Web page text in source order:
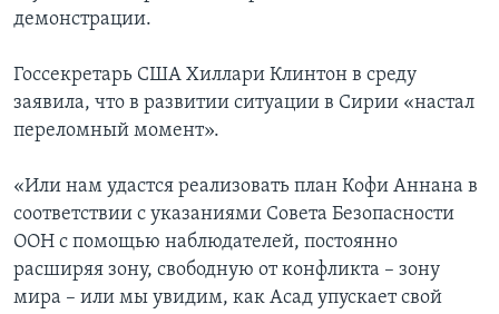
демонстрации.
Госсекретарь США Хиллари Клинтон в среду
заявила, что в развитии ситуации в Сирии «настал
переломный момент».
«Или нам удастся реализовать план Кофи Аннана в
соответствии с указаниями Совета Безопасности
ООН с помощью наблюдателей, постоянно
расширяя зону, свободную от конфликта – зону
мира – или мы увидим, как Асад упускает свой